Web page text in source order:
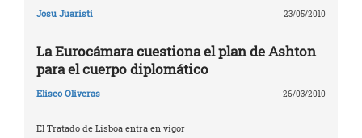
Josu Juaristi 23/05/2010
La Eurocámara cuestiona el plan de Ashton
para el cuerpo diplomático
Eliseo Oliveras 26/03/2010
El Tratado de Lisboa entra en vigor